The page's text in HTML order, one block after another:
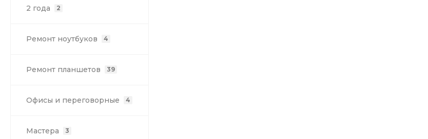
2 года 2
Ремонт ноутбуков 4
Ремонт планшетов 39
Офисы и переговорные 4
Мастера 3